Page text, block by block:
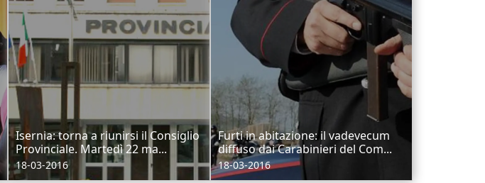
Isernia: torna a riunirsi il Consiglio
Provinciale. Martedì 22 ma...
18-03-2016
Furti in abitazione: il vadevecum
diffuso dai Carabinieri del Com...
18-03-2016